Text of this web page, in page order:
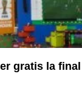
gratis la